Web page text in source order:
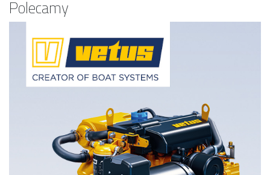
Polecamy